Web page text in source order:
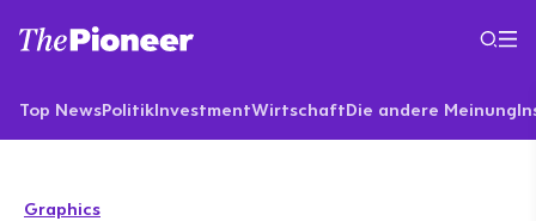
Top NewsPolitikInvestmentWirtschaftDie andere Meinung
Graphics